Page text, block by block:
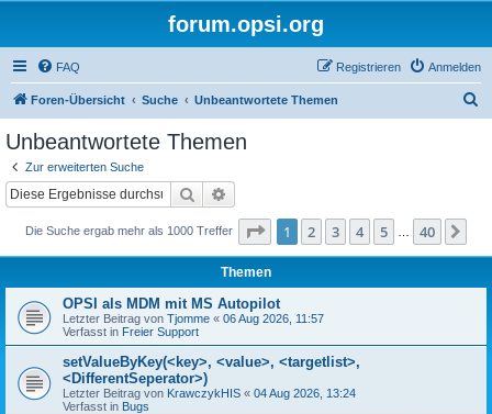
forum.opsi.org
FAQ Anmelden
Registrieren
Foren-Übersicht Suche Unbeantwortete Themen
Unbeantwortete Themen
Zur erweiterten Suche
Suche
Die Suche ergab mehr als 1000 Treffer Seite 1von 40
1 2 3 4 5 40
Themen
OPSI als MDM mit MS Autopilot
Letzter Beitrag von Tjomme « 06 Aug 2026, 11:57
Verfasst in Freier Support
setValueByKey(<key>, <value>, <targetlist>,
<DifferentSeperator>)
Letzter Beitrag von KrawczykHIS « 04 Aug 2026, 13:24
Verfasst in Bugs